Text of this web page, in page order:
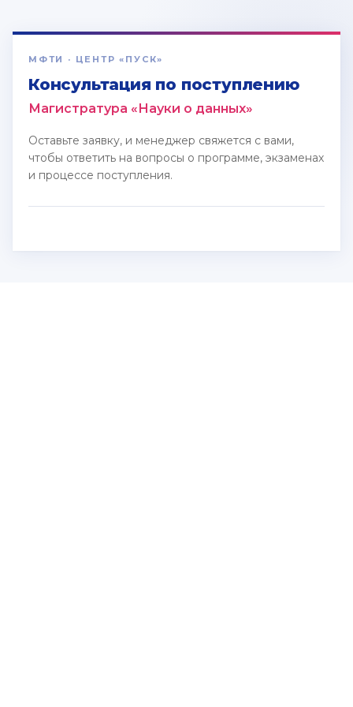
МФТИ · ЦЕНТР «ПУСК»
Консультация по поступлению
Магистратура «Науки о данных»
Оставьте заявку, и менеджер свяжется с вами,
чтобы ответить на вопросы о программе, экзаменах
и процессе поступления.